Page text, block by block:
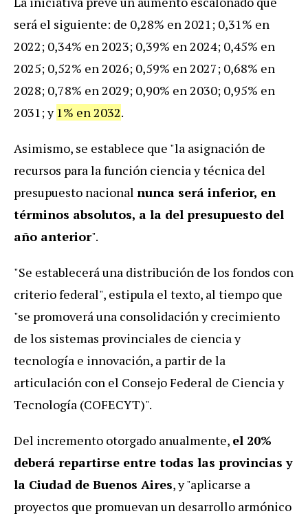
será el siguiente: de 0,28% en 2021; 0,31% en
2022; 0,34% en 2023; 0,39% en 2024; 0,45% en
2025; 0,52% en 2026; 0,59% en 2027; 0,68% en
2028; 0,78% en 2029; 0,90% en 2030; 0,95% en
2031; y 1% en 2032.
Asimismo, se establece que "la asignación de
recursos para la función ciencia y técnica del
presupuesto nacional nunca será inferior, en
términos absolutos, a la del presupuesto del
año anterior".
"Se establecerá una distribución de los fondos con
criterio federal", estipula el texto, al tiempo que
"se promoverá una consolidación y crecimiento
de los sistemas provinciales de ciencia y
tecnología e innovación, a partir de la
articulación con el Consejo Federal de Ciencia y
Tecnología (COFECYT)".
Del incremento otorgado anualmente, el 20%
deberá repartirse entre todas las provincias y
la Ciudad de Buenos Aires, y "aplicarse a
proyectos que promuevan un desarrollo armónico